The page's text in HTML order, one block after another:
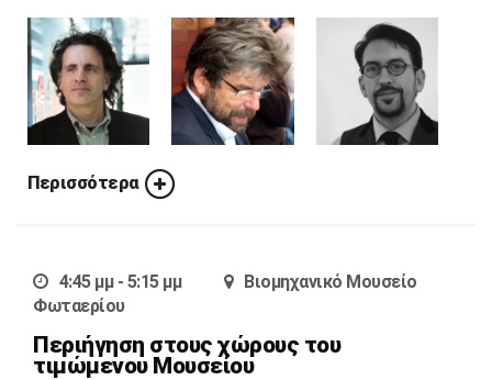
Περισσότερα
4:45 μμ - 5:15 μμ
Βιομηχανικό Μουσείο
Φωταερίου
Περιήγηση στους χώρους του
τιμώμενου Μουσείου